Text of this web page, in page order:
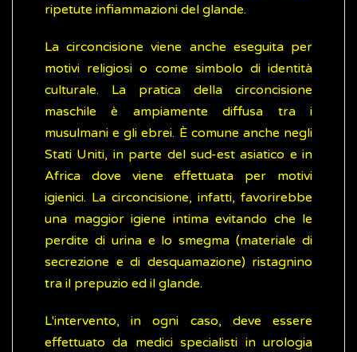
ripetute infiammazioni del glande.
La circoncisione viene anche eseguita per
motivi religiosi o come simbolo di identità
culturale. La pratica della circoncisione
maschile è ampiamente diffusa tra i
musulmani e gli ebrei. È comune anche negli
Stati Uniti, in parte del sud-est asiatico e in
Africa dove viene effettuata per motivi
igienici. La circoncisione, infatti, favorirebbe
una maggior igiene intima evitando che le
perdite di urina e lo smegma (materiale di
secrezione e di desquamazione) ristagnino
tra il prepuzio ed il glande.
L'intervento, in ogni caso, deve essere
effettuato da medici specialisti in urologia